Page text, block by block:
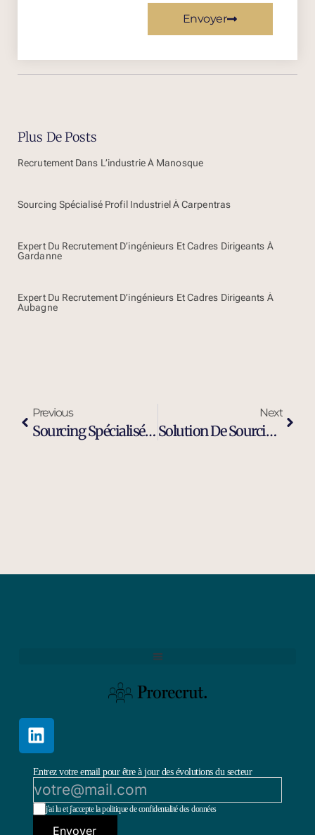
Envoyer
Plus De Posts
Recrutement Dans L’industrie À Manosque
Sourcing Spécialisé Profil Industriel À Carpentras
Expert Du Recrutement D’ingénieurs Et Cadres Dirigeants À
Gardanne
Expert Du Recrutement D’ingénieurs Et Cadres Dirigeants À
Aubagne
Previous
Sourcing Spécialisé Profil Industriel À La Seyne-Sur-Mer
Next
Solution De Sourcing Et Recrutement Externalisé À La Seyne-Sur-Mer
Entrez votre email pour être à jour des évolutions du secteur
j'ai lu et j'accepte la politique de confidentalité des données
Envoyer